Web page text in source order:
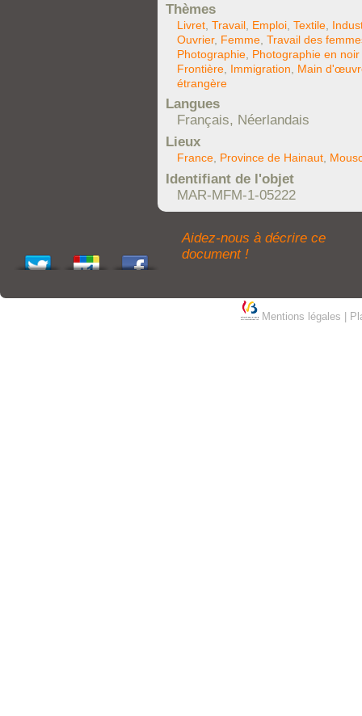
Thèmes
Livret Travail Emploi Textile
Ouvrier, Femme Travail des
Photographie Photographie en
Frontière Immigration
Main
étrangère
Langues
Français, Néerlandais
Lieux
France, Province de Hainaut,
Identifiant de l'objet
MAR-MFM-1-05222
Aidez-nous à décrire ce
document !
Mentions légales